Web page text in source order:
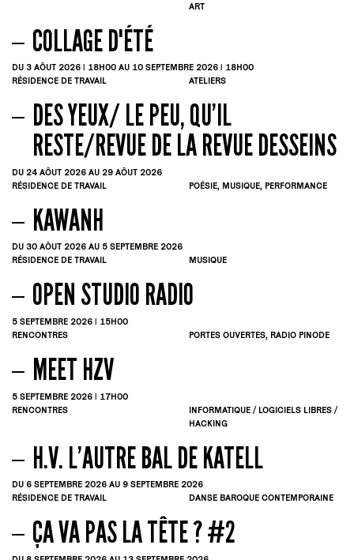
ART
COLLAGE D'ÉTÉ
DU 3 AÔUT 2026 | 18H00 AU 10 SEPTEMBRE 2026 | 18H00
RÉSIDENCE DE TRAVAIL
ATELIERS
DES YEUX/ LE PEU, QU’IL
RESTE/REVUE DE LA REVUE DESSEINS
DU 24 AÔUT 2026 AU 29 AÔUT 2026
RÉSIDENCE DE TRAVAIL
POÉSIE, MUSIQUE, PERFORMANCE
KAWANH
DU 30 AÔUT 2026 AU 5 SEPTEMBRE 2026
RÉSIDENCE DE TRAVAIL
MUSIQUE
OPEN STUDIO RADIO
5 SEPTEMBRE 2026 | 15H00
RENCONTRES
PORTES OUVERTES, RADIO PINODE
MEET HZV
5 SEPTEMBRE 2026 | 17H00
RENCONTRES
INFORMATIQUE / LOGICIELS LIBRES /
HACKING
H.V. L’AUTRE BAL DE KATELL
DU 6 SEPTEMBRE 2026 AU 9 SEPTEMBRE 2026
RÉSIDENCE DE TRAVAIL
DANSE BAROQUE CONTEMPORAINE
ÇA VA PAS LA TÊTE ? #2